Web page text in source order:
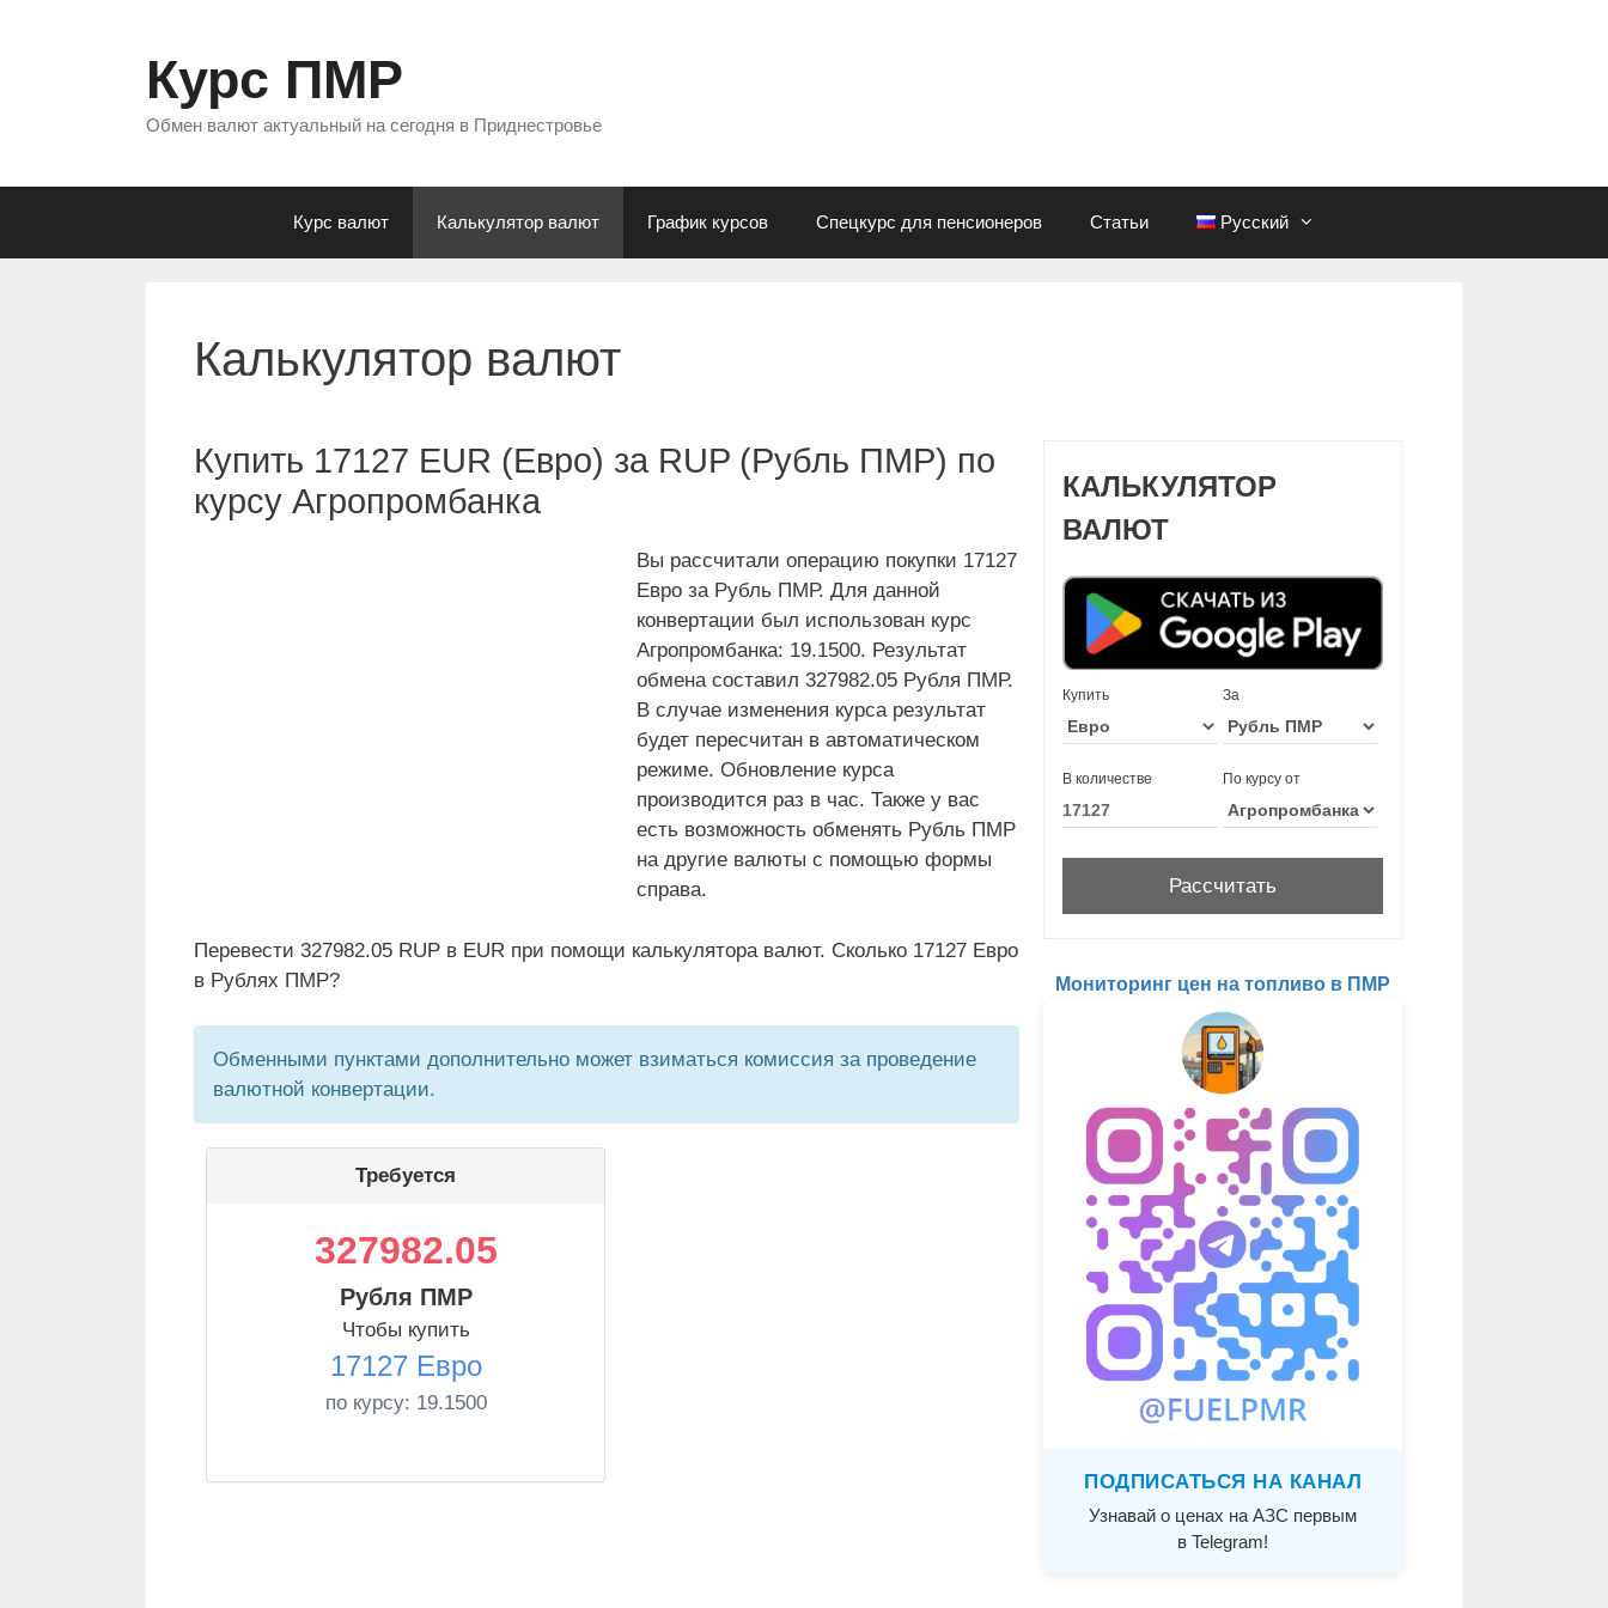
Курс ПМР
Обмен валют актуальный на сегодня в Приднестровье
Курс валют Калькулятор валют График курсов Спецкурс для пенсионеров Статьи Русский
Калькулятор валют
Купить 17127 EUR (Евро) за RUP (Рубль ПМР) по
курсу Агропромбанка
Вы рассчитали операцию покупки 17127
Евро за Рубль ПМР. Для данной
конвертации был использован курс
Агропромбанка: 19.1500. Результат
обмена составил 327982.05 Рубля ПМР.
В случае изменения курса результат
будет пересчитан в автоматическом
режиме. Обновление курса
производится раз в час. Также у вас
есть возможность обменять Рубль ПМР
на другие валюты с помощью формы
справа.
Перевести 327982.05 RUP в EUR при помощи калькулятора валют. Сколько 17127 Евро
в Рублях ПМР?
Обменными пунктами дополнительно может взиматься комиссия за проведение
валютной конвертации.
Требуется
327982.05
Рубля ПМР
Чтобы купить
17127 Евро
по курсу: 19.1500
КАЛЬКУЛЯТОР
ВАЛЮТ
Купить За
В количестве По курсу от
Мониторинг цен на топливо в ПМР
ПОДПИСАТЬСЯ НА КАНАЛ
Узнавай о ценах на АЗС первым
в Telegram!